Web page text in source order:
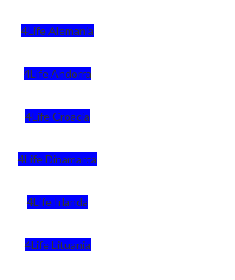
4Life Alemania
4Life Andorra
4Life Croacia
4Life Dinamarca
4Life Irlanda
4Life Lituania